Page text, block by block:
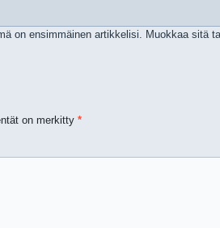
on ensimmäinen artikkelisi. Muokkaa sitä
on merkitty *